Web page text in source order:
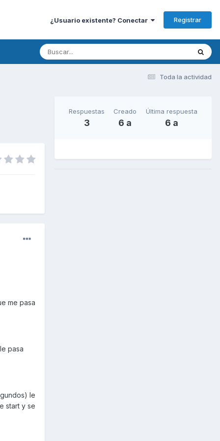
¿Usuario existente? Conectar Registrar
Toda la actividad
me pasa
pasa
le
start y se
Respuestas
3
Creado
6 a
Última respuesta
6 a